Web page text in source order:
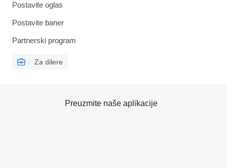
Postavite oglas
Postavite baner
Partnerski program
Za dilere
Preuzmite naše aplikacije